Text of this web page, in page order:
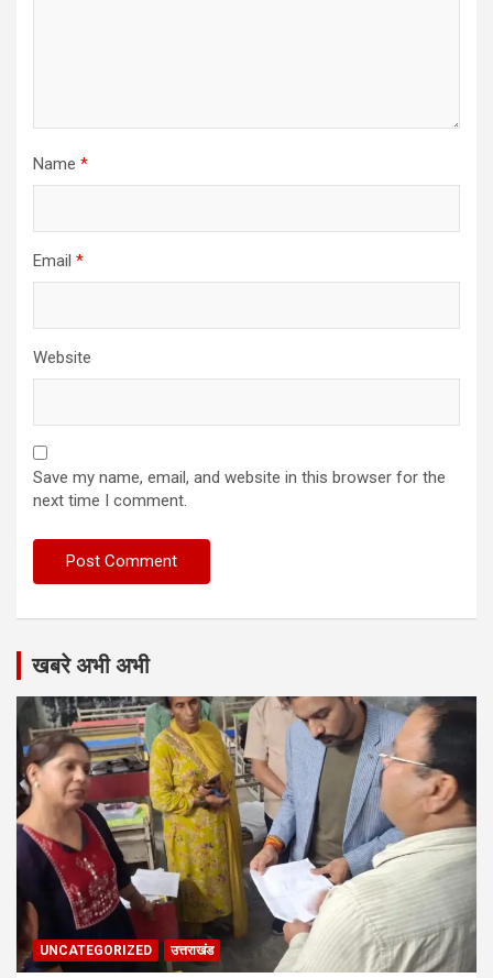
Name *
Email *
Website
Save my name, email, and website in this browser for the
next time I comment.
खबरे अभी अभी
UNCATEGORIZED उत्तराखंड